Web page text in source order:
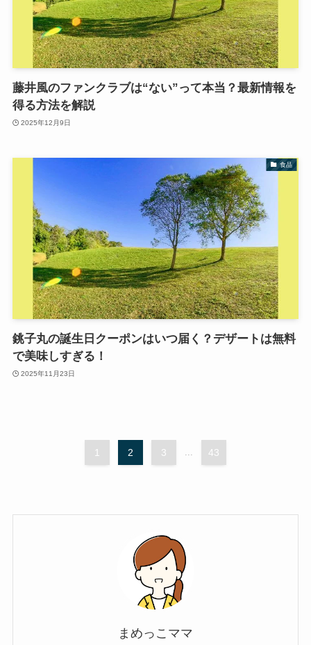
藤井風のファンクラブは“ない”って本当？最新情報を
得る方法を解説
2025年12月9日
食品
銚子丸の誕生日クーポンはいつ届く？デザートは無料
で美味しすぎる！
2025年11月23日
1 2 3 ... 43
まめっこママ